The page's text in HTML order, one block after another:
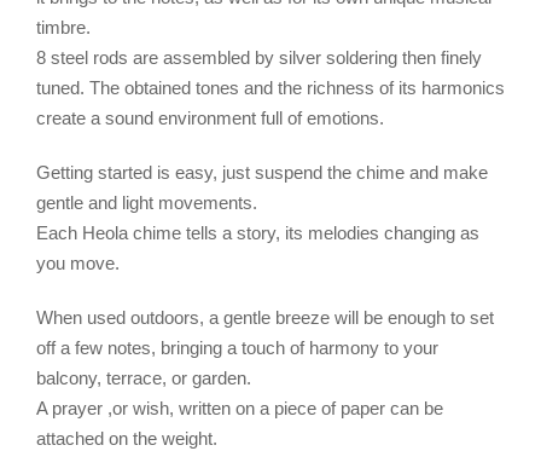
timbre.
8 steel rods are assembled by silver soldering then finely
tuned. The obtained tones and the richness of its harmonics
create a sound environment full of emotions.
Getting started is easy, just suspend the chime and make
gentle and light movements.
Each Heola chime tells a story, its melodies changing as
you move.
When used outdoors, a gentle breeze will be enough to set
off a few notes, bringing a touch of harmony to your
balcony, terrace, or garden.
A prayer ,or wish, written on a piece of paper can be
attached on the weight.